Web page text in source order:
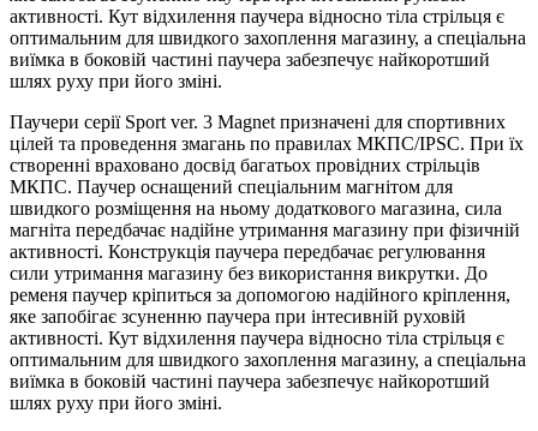
активності. Кут відхилення паучера відносно тіла стрільця є
оптимальним для швидкого захоплення магазину, а спеціальна
виїмка в боковій частині паучера забезпечує найкоротший
шлях руху при його зміні.
Паучери серії Sport ver. 3 Magnet призначені для спортивних
цілей та проведення змагань по правилах МКПС/IPSC. При їх
створенні враховано досвід багатьох провідних стрільців
МКПС. Паучер оснащений спеціальним магнітом для
швидкого розміщення на ньому додаткового магазина, сила
магніта передбачає надійне утримання магазину при фізичній
активності. Конструкція паучера передбачає регулювання
сили утримання магазину без використання викрутки. До
ременя паучер кріпиться за допомогою надійного кріплення,
яке запобігає зсуненню паучера при інтесивній руховій
активності. Кут відхилення паучера відносно тіла стрільця є
оптимальним для швидкого захоплення магазину, а спеціальна
виїмка в боковій частині паучера забезпечує найкоротший
шлях руху при його зміні.